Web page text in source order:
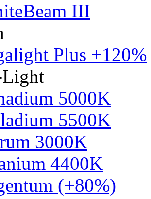
III
Plus +120%
5000K
5500K
3000K
4400K
(+80%)